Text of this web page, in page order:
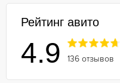
Рейтинг авито
4.9 136 отзывов